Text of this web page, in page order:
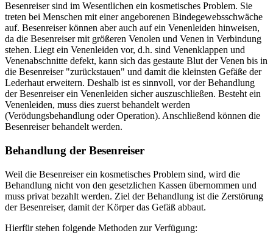
Besenreiser sind im Wesentlichen ein kosmetisches Problem. Sie
treten bei Menschen mit einer angeborenen Bindegewebsschwäche
auf. Besenreiser können aber auch auf ein Venenleiden hinweisen,
da die Besenreiser mit größeren Venolen und Venen in Verbindung
stehen. Liegt ein Venenleiden vor, d.h. sind Venenklappen und
Venenabschnitte defekt, kann sich das gestaute Blut der Venen bis in
die Besenreiser "zurückstauen" und damit die kleinsten Gefäße der
Lederhaut erweitern. Deshalb ist es sinnvoll, vor der Behandlung
der Besenreiser ein Venenleiden sicher auszuschließen. Besteht ein
Venenleiden, muss dies zuerst behandelt werden
(Verödungsbehandlung oder Operation). Anschließend können die
Besenreiser behandelt werden.
Behandlung der Besenreiser
Weil die Besenreiser ein kosmetisches Problem sind, wird die
Behandlung nicht von den gesetzlichen Kassen übernommen und
muss privat bezahlt werden. Ziel der Behandlung ist die Zerstörung
der Besenreiser, damit der Körper das Gefäß abbaut.
Hierfür stehen folgende Methoden zur Verfügung: